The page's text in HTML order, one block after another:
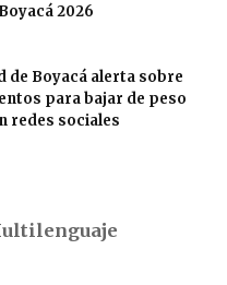
2026
de Boyacá alerta sobre
para bajar de peso
redes sociales